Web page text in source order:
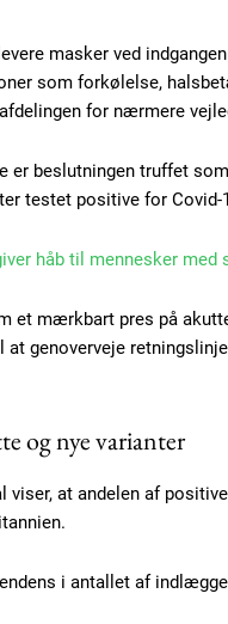
masker ved
som forkølelse,
for nærmere
er beslutningen truffet
testet positive for Covid-
håb til mennesker
et mærkbart pres på
at genoverveje
og nye varianter
viser, at andelen af
i antallet af